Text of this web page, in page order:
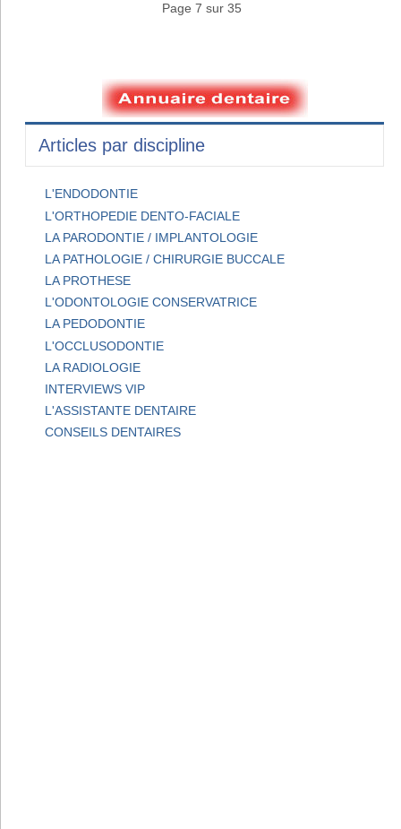
Page 7 sur 35
Articles par discipline
L'ENDODONTIE
L'ORTHOPEDIE DENTO-FACIALE
LA PARODONTIE / IMPLANTOLOGIE
LA PATHOLOGIE / CHIRURGIE BUCCALE
LA PROTHESE
L'ODONTOLOGIE CONSERVATRICE
LA PEDODONTIE
L'OCCLUSODONTIE
LA RADIOLOGIE
INTERVIEWS VIP
L'ASSISTANTE DENTAIRE
CONSEILS DENTAIRES